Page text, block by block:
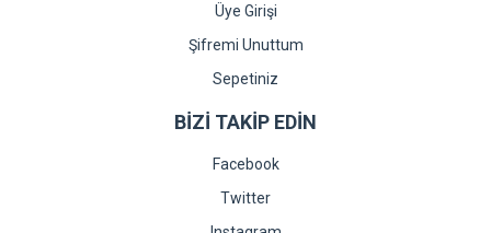
Üye Girişi
Şifremi Unuttum
Sepetiniz
BİZİ TAKİP EDİN
Facebook
Twitter